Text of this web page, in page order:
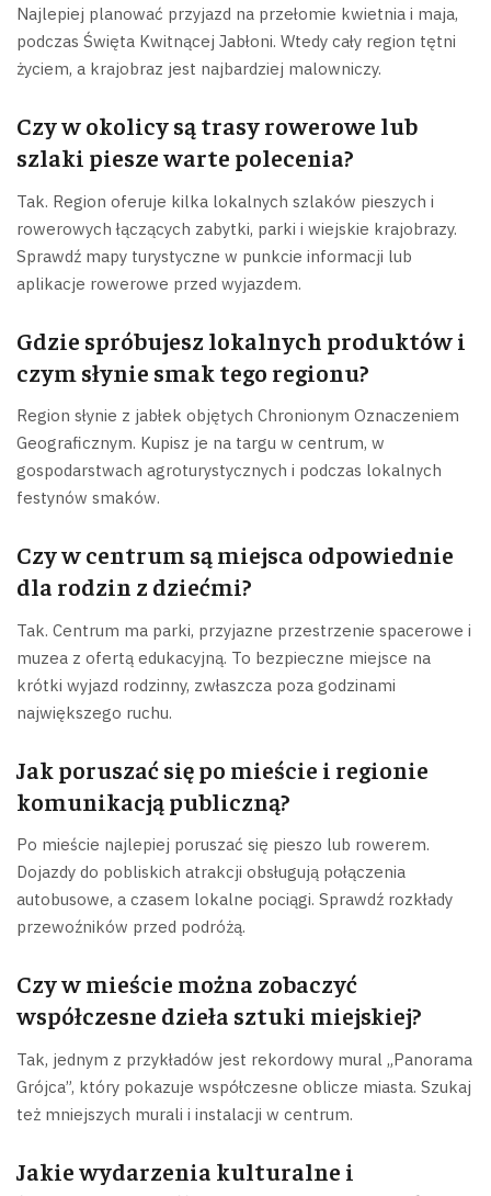
Najlepiej planować przyjazd na przełomie kwietnia i maja,
podczas Święta Kwitnącej Jabłoni. Wtedy cały region tętni
życiem, a krajobraz jest najbardziej malowniczy.
Czy w okolicy są trasy rowerowe lub
szlaki piesze warte polecenia?
Tak. Region oferuje kilka lokalnych szlaków pieszych i
rowerowych łączących zabytki, parki i wiejskie krajobrazy.
Sprawdź mapy turystyczne w punkcie informacji lub
aplikacje rowerowe przed wyjazdem.
Gdzie spróbujesz lokalnych produktów i
czym słynie smak tego regionu?
Region słynie z jabłek objętych Chronionym Oznaczeniem
Geograficznym. Kupisz je na targu w centrum, w
gospodarstwach agroturystycznych i podczas lokalnych
festynów smaków.
Czy w centrum są miejsca odpowiednie
dla rodzin z dziećmi?
Tak. Centrum ma parki, przyjazne przestrzenie spacerowe i
muzea z ofertą edukacyjną. To bezpieczne miejsce na
krótki wyjazd rodzinny, zwłaszcza poza godzinami
największego ruchu.
Jak poruszać się po mieście i regionie
komunikacją publiczną?
Po mieście najlepiej poruszać się pieszo lub rowerem.
Dojazdy do pobliskich atrakcji obsługują połączenia
autobusowe, a czasem lokalne pociągi. Sprawdź rozkłady
przewoźników przed podróżą.
Czy w mieście można zobaczyć
współczesne dzieła sztuki miejskiej?
Tak, jednym z przykładów jest rekordowy mural „Panorama
Grójca”, który pokazuje współczesne oblicze miasta. Szukaj
też mniejszych murali i instalacji w centrum.
Jakie wydarzenia kulturalne i